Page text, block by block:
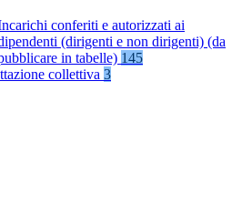
conferiti e autorizzati ai
(dirigenti e non dirigenti) (da
in tabelle) 145
collettiva 3